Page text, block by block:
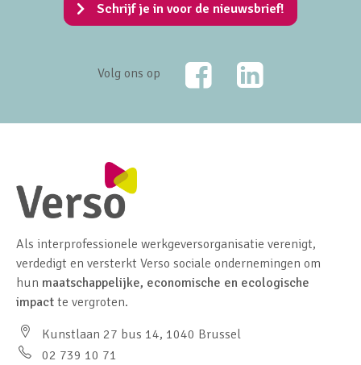
Schrijf je in voor de nieuwsbrief!
Volg ons op
FacebookLinkedIn
Als interprofessionele werkgeversorganisatie verenigt,
verdedigt en versterkt Verso sociale ondernemingen om
hun maatschappelijke, economische en ecologische
impact te vergroten.
Kunstlaan 27 bus 14, 1040 Brussel
02 739 10 71